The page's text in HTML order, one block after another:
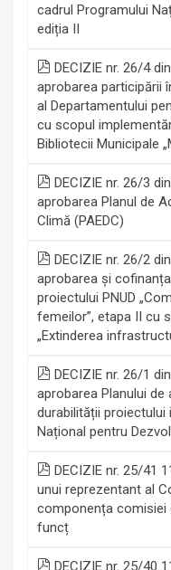
cadrul Programului
ediția II
DECIZIE nr. 26/4
aprobarea participării
al Departamentului
cu scopul
Bibliotecii Municipale
DECIZIE nr. 26/3
aprobarea Planul de
Climă (PAEDC)
DECIZIE nr. 26/2
aprobarea și
proiectului PNUD
femeilor”, etapa II cu
„Extinderea
DECIZIE nr. 26/1
aprobarea Planului de
durabilității proiectului
Național pentru
DECIZIE nr. 25/41
unui reprezentant al
componența comisiei
funcț
DECIZIE nr. 25/40